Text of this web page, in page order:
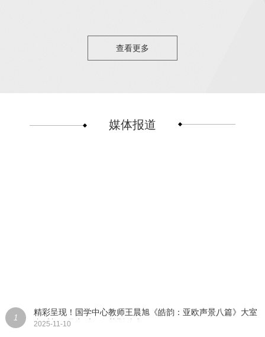
查看更多
媒体报道
1
精彩呈现！国学中心教师王晨旭《皓韵：亚欧声景八篇》大室
内乐新作品音乐会在莫斯科成...
2025-11-10